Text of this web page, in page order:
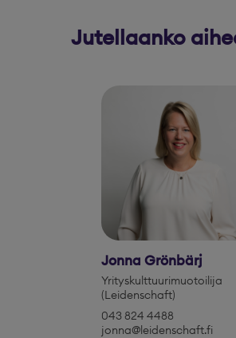
Jutellaanko
Jonna Grönbärj
Yrityskulttuurimuotoilija
(Leidenschaft)
043 824 4488
jonna@leidenschaft.fi